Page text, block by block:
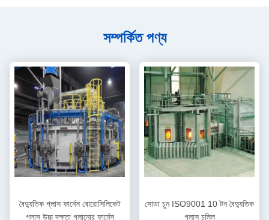
সম্পর্কিত পণ্য
বৈদ্যুতিক গ্লাস ফার্নেস বোরোসিলিকেট
গ্লাস উচ্চ দক্ষতা গলানোর ফার্নেস
সোডা চুন ISO9001 10 টন বৈদ্যুতিক
গ্লাস চুল্লি